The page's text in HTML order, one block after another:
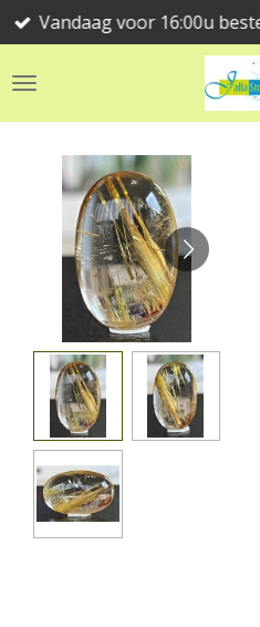
Ga
direct
naar
Vandaag voor 16:00u